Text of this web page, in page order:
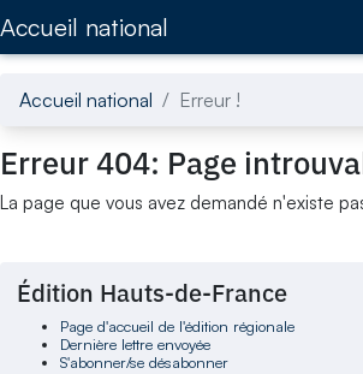
Accueil national
Accueil national Erreur !
Erreur 404: Page
La page que vous avez demandé n'existe
Édition Hauts-de-France
Page d'accueil de l'édition régionale
Dernière lettre envoyée
S'abonner/se désabonner